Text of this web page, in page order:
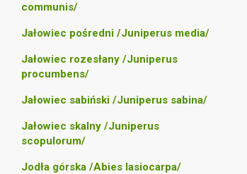
communis/
Jałowiec pośredni /Juniperus media/
Jałowiec rozesłany /Juniperus
procumbens/
Jałowiec sabiński /Juniperus sabina/
Jałowiec skalny /Juniperus
scopulorum/
Jodła górska /Abies lasiocarpa/